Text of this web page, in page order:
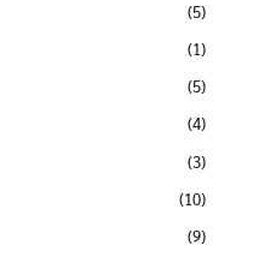
(5)
(1)
(5)
(4)
(3)
(10)
(9)